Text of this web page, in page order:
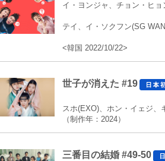
イ・ヨンジャ、チョン・ヒ
テイ、イ・ソクフン(SG
<韓国 2022/10/22>
世子が消えた #19
スホ(EXO)、ホン・イェジ、
（制作年：2024）
三番目の結婚 #49-50